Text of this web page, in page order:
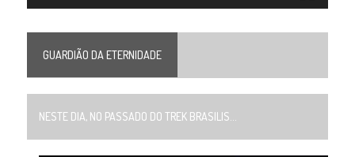
GUARDIÃO DA ETERNIDADE
NESTE DIA, NO PASSADO DO TREK BRASILIS...